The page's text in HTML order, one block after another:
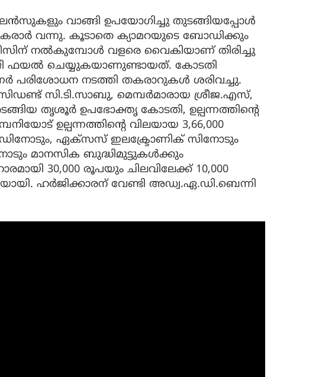
വാങ്ങി ഉപയോഗിച്ചു തുടങ്ങിയപ്പോൾ
വന്നു. കൂടാതെ ക്യാമറയുടെ ബോഡിക്കും
നൽകുമ്പോൾ വളരെ വൈകിയാണ് തിരിച്ചു
ഫയൽ ചെയ്യുകയാണുണ്ടായത്. കോടതി
പരിശോധന നടത്തി തകരാറുകൾ ശരിവച്ചു.
സി.ടി.സാബു, മെമ്പർമാരായ ശ്രീജ.എസ്,
തൃശൂർ ഉപഭോക്തൃ കോടതി, ഉല്പന്നത്തിൻ്റെ
ഉല്പന്നത്തിൻ്റെ വിലയായ 3,66,000
ഏക്സസ് ഇലക്ട്രോണിക് സിനോടും
മാനസിക ബുദ്ധിമുട്ടുകൾക്കും
30,000 രൂപയും ചിലവിലേക്ക് 10,000
ഹർജിക്കാരന് വേണ്ടി അഡ്വ.ഏ.ഡി.ബെന്നി